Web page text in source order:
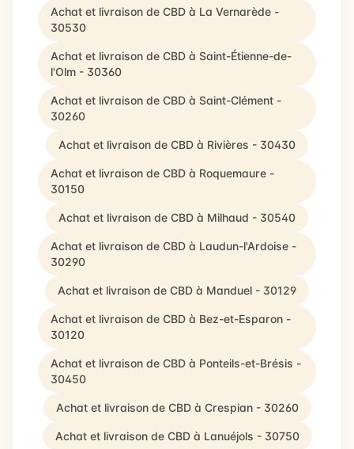
Achat et livraison de CBD à La Vernarède -
30530
Achat et livraison de CBD à Saint-Étienne-de-
l'Olm - 30360
Achat et livraison de CBD à Saint-Clément -
30260
Achat et livraison de CBD à Rivières - 30430
Achat et livraison de CBD à Roquemaure -
30150
Achat et livraison de CBD à Milhaud - 30540
Achat et livraison de CBD à Laudun-l'Ardoise -
30290
Achat et livraison de CBD à Manduel - 30129
Achat et livraison de CBD à Bez-et-Esparon -
30120
Achat et livraison de CBD à Ponteils-et-Brésis -
30450
Achat et livraison de CBD à Crespian - 30260
Achat et livraison de CBD à Lanuéjols - 30750